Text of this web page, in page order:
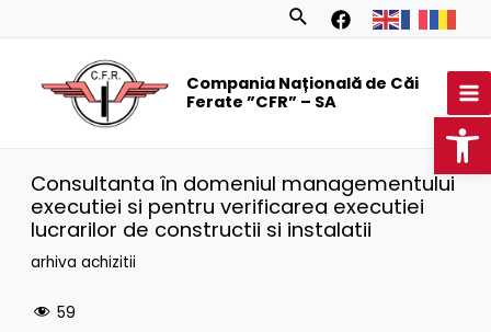
Search
Compania Națională de Căi
Ferate ”CFR” – SA
Consultanta în domeniul managementului
executiei si pentru verificarea executiei
lucrarilor de constructii si instalatii
arhiva achizitii
59